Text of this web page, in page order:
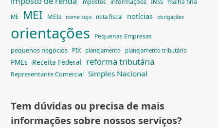
impostos INSS malha fina
ME MEI MEIs nome sujo nota fiscal notícias obrigações
orientações Pequenas Empresas
pequenos negócios PIX planejamento planejamento tributário
PMEs Receita Federal reforma tributária
Representante Comercial Simples Nacional
Tem dúvidas ou precisa de mais
informações sobre nossos serviços?